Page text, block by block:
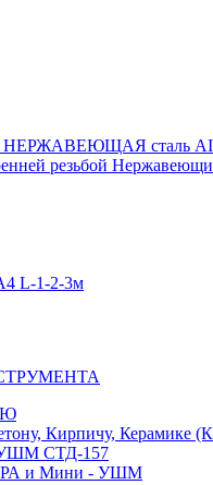
сталь
резьбой
L-1-2-3м
Кирпичу, Керамике
СТД-157
и Мини - УШМ